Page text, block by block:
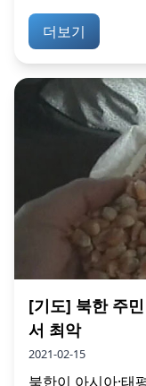
더보기
[기도] 북한 주
서 최악
2021-02-15
북한이 아시아·태